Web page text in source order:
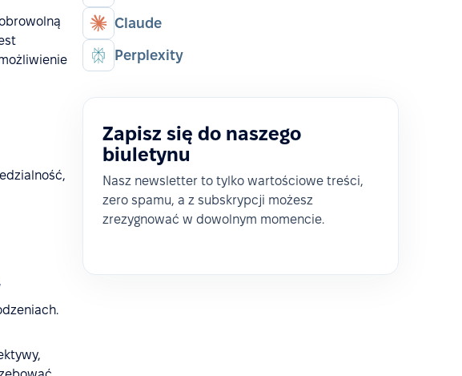
Claude
Perplexity
Zapisz się do naszego
biuletynu
Nasz newsletter to tylko wartościowe treści,
zero spamu, a z subskrypcji możesz
zrezygnować w dowolnym momencie.